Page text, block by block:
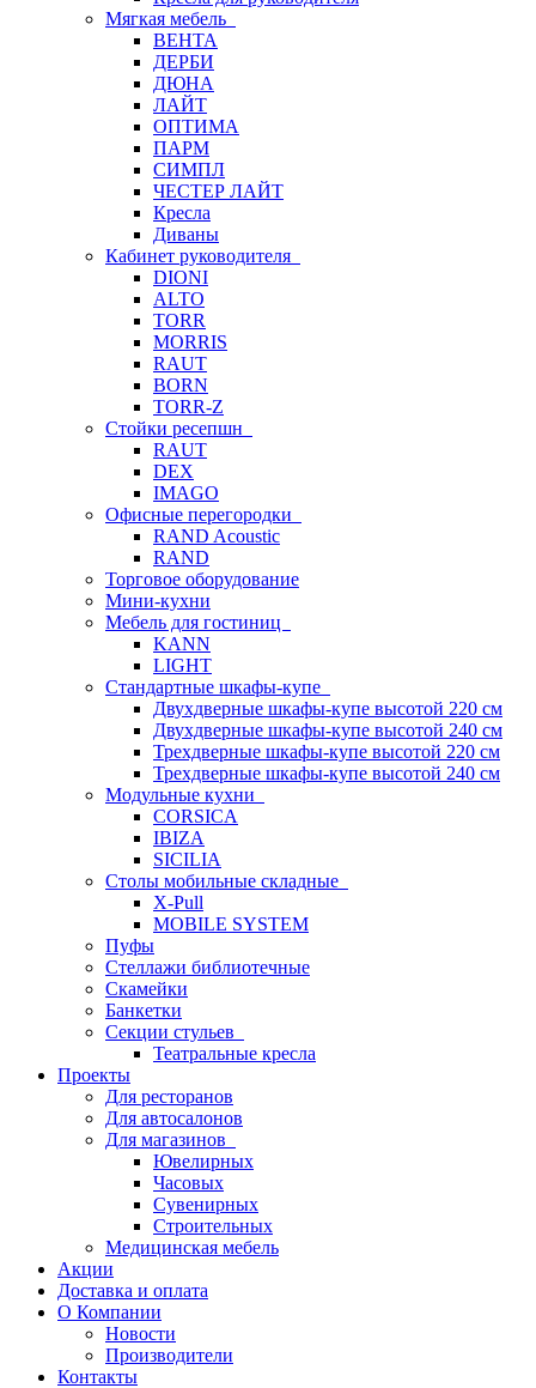
Мягкая мебель
ВЕНТА
ДЕРБИ
ДЮНА
ЛАЙТ
ОПТИМА
ПАРМ
СИМПЛ
ЧЕСТЕР ЛАЙТ
Кресла
Диваны
Кабинет руководителя
DIONI
ALTO
TORR
MORRIS
RAUT
BORN
TORR-Z
Стойки ресепшн
RAUT
DEX
IMAGO
Офисные перегородки
RAND Acoustic
RAND
Торговое оборудование
Мини-кухни
Мебель для гостиниц
KANN
LIGHT
Стандартные шкафы-купе
Двухдверные шкафы-купе высотой 220 см
Двухдверные шкафы-купе высотой 240 см
Трехдверные шкафы-купе высотой 220 см
Трехдверные шкафы-купе высотой 240 см
Модульные кухни
CORSICA
IBIZA
SICILIA
Столы мобильные складные
X-Pull
MOBILE SYSTEM
Пуфы
Стеллажи библиотечные
Скамейки
Банкетки
Секции стульев
Театральные кресла
Проекты
Для ресторанов
Для автосалонов
Для магазинов
Ювелирных
Часовых
Сувенирных
Строительных
Медицинская мебель
Акции
Доставка и оплата
О Компании
Новости
Производители
Контакты